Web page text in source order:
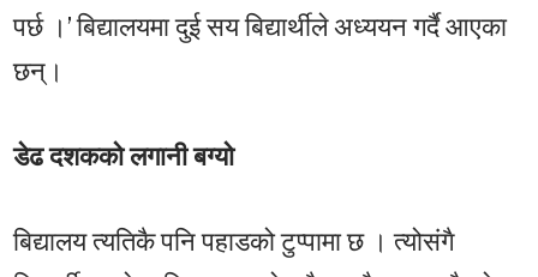
पर्छ ।’ बिद्यालयमा दुई सय बिद्यार्थीले अध्ययन गर्दै आएका
छन्।
डेढ दशकको लगानी बग्यो
बिद्यालय त्यतिकै पनि पहाडको टुप्पामा छ । त्योसंगै